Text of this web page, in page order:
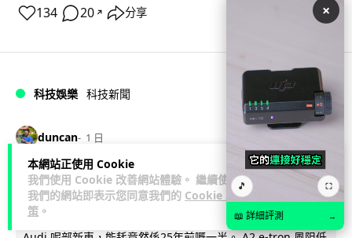
本網站正使用 Cookie
我們使用 Cookie 改善網站體驗。 繼續使用
我們的網站即表示您同意我們的 Cookie 政
策 。
134 20 ↗ 分享
科技娛樂 科技新聞
duncan 1 日
Audi 最慳電量產車現身 A2 e-tron 迷
彩造型曝光 快充 26 分鐘充滿 8 成電
×
🎵 ⛶
📖 詳細評測 →